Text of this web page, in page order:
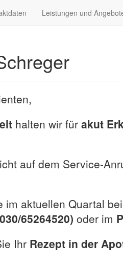
Leistungen und
halten wir für akut
auf dem Service-
im aktuellen Quartal
65264520) oder im
Ihr Rezept in der